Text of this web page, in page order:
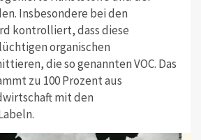
Insbesondere bei den
kontrolliert, dass diese
organischen
die so genannten VOC. Das
zu 100 Prozent aus
mit den